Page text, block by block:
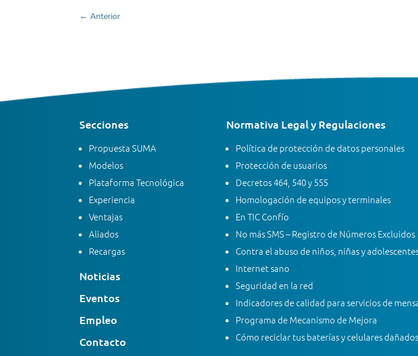
←Anterior
Secciones
Propuesta SUMA
Modelos
Plataforma Tecnológica
Experiencia
Ventajas
Aliados
Recargas
Noticias
Eventos
Empleo
Contacto
Normativa Legal y Regulaciones
Política de protección de datos personales
Protección de usuarios
Decretos 464, 540 y 555
Homologación de equipos y terminales
En TIC Confío
No más SMS – Registro de Números Excluidos
Contra el abuso de niños, niñas y
Internet sano
Seguridad en la red
Indicadores de calidad para servicios de
Programa de Mecanismo de Mejora
Cómo reciclar tus baterías y celulares dañados